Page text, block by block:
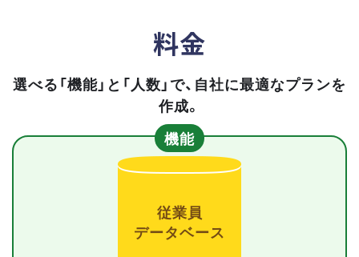
料金
選べる「機能」と「人数」で、自社に最適なプランを
作成。
機能
従業員
データベース